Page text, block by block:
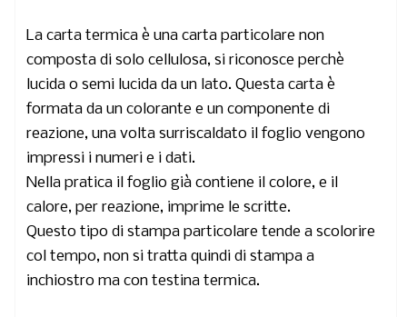
La carta termica è una carta particolare non
composta di solo cellulosa, si riconosce perchè
lucida o semi lucida da un lato. Questa carta è
formata da un colorante e un componente di
reazione, una volta surriscaldato il foglio vengono
impressi i numeri e i dati.
Nella pratica il foglio già contiene il colore, e il
calore, per reazione, imprime le scritte.
Questo tipo di stampa particolare tende a scolorire
col tempo,non si tratta quindi di stampa a
inchiostro ma con testina termica.